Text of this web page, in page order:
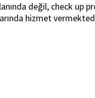
değil, check up
hizmet